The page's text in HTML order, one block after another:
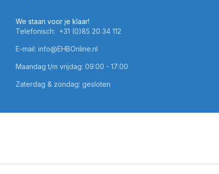
We staan voor je klaar!
Telefonisch: +31 (0)85 20 34 112
E-mail: info@EHBOnline.nl
Maandag t/m vrijdag: 09:00 - 17:00
Zaterdag & zondag: gesloten